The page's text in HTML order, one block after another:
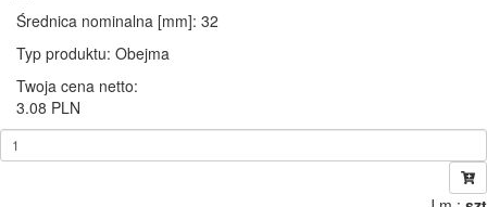
Średnica nominalna [mm]: 32
Typ produktu: Obejma
Twoja cena netto:
3.08 PLN